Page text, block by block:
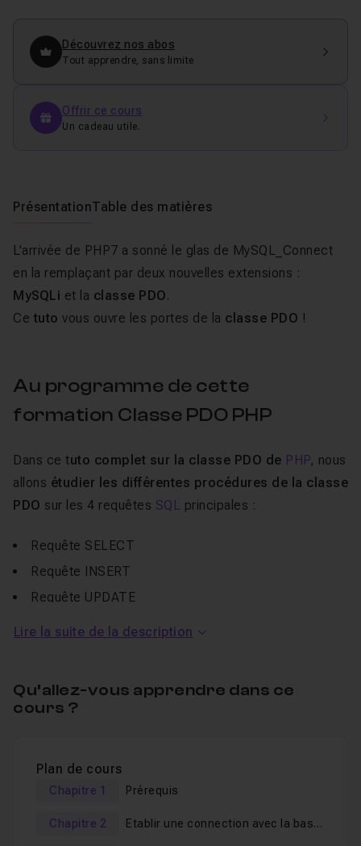
Découvrez nos abos
Tout apprendre, sans limite
Offrir ce cours
Un cadeau utile.
PrésentationTable des matières
L'arrivée de PHP7 a sonné le glas de MySQL_Connect
en la remplaçant par deux nouvelles extensions :
MySQLi et la classe PDO.
Ce tuto vous ouvre les portes de la classe PDO !
Au programme de cette
formation Classe PDO PHP
Dans ce tuto complet sur la classe PDO de PHP, nous
allons étudier les différentes procédures de la classe
PDO sur les 4 requêtes SQL principales :
Requête SELECT
Requête INSERT
Requête UPDATE
Requête DELETE
requêtes préparées.
pour votre siteinternet
Pour suivre cette formation en vidéo
, il n'est pas
Lire la suite de la description
Qu’allez-vous apprendre dans ce
cours ?
Plan de cours
Chapitre 1 Prérequis
Chapitre 2
Etablir une connection avec la base